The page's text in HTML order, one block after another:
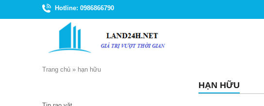
Hotline: 0986866790
Trang chủ » hạn hữu
HẠN HỮU